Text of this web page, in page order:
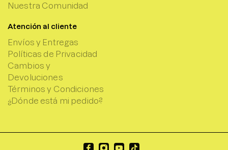
Nuestra Comunidad
Atención al cliente
Envíos y Entregas
Políticas de Privacidad
Cambios y
Devoluciones
Términos y Condiciones
¿Dónde está mi pedido?